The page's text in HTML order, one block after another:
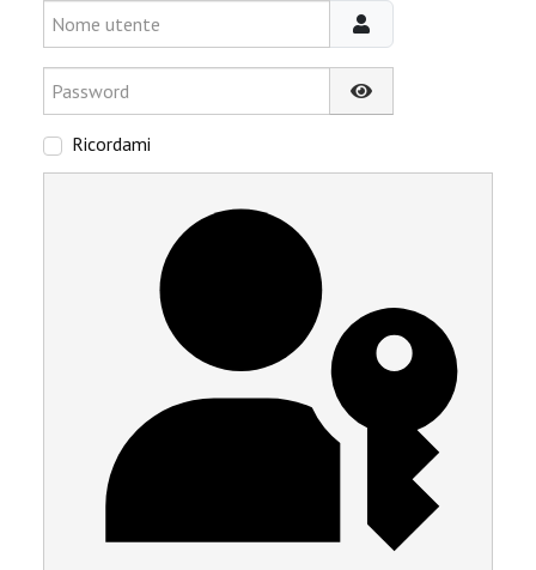
Nome utente
Password
Mostra password
Ricordami